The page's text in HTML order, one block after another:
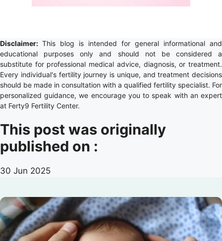
Disclaimer: This blog is intended for general informational and
educational purposes only and should not be considered a
substitute for professional medical advice, diagnosis, or treatment.
Every individual's fertility journey is unique, and treatment decisions
should be made in consultation with a qualified fertility specialist. For
personalized guidance, we encourage you to speak with an expert
at Ferty9 Fertility Center.
This post was originally
published on :
30 Jun 2025